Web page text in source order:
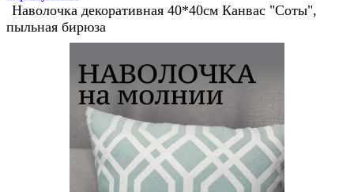
Наволочка декоративная 40*40см Канвас "Соты",
пыльная бирюза